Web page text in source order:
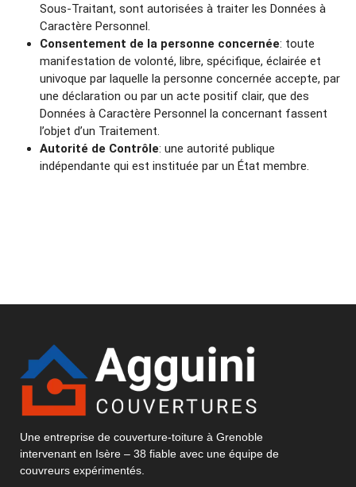
Sous-Traitant, sont autorisées à traiter les Données à
Caractère Personnel.
Consentement de la personne concernée: toute
manifestation de volonté, libre, spécifique, éclairée et
univoque par laquelle la personne concernée accepte, par
une déclaration ou par un acte positif clair, que des
Données à Caractère Personnel la concernant fassent
l’objet d’un Traitement.
Autorité de Contrôle: une autorité publique
indépendante qui est instituée par un État membre.
Une entreprise de couverture-toiture à Grenoble
intervenant en Isère – 38 fiable avec une équipe de
couvreurs expérimentés.